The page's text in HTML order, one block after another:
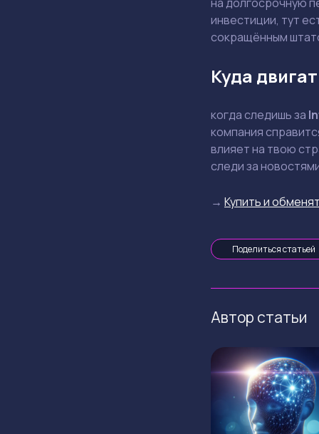
инвестиции, тут
сокращённым
Куда
когда следишь за
компания
влияет на твою
следи за
→ Купить и
Поделиться статьей
Автор статьи